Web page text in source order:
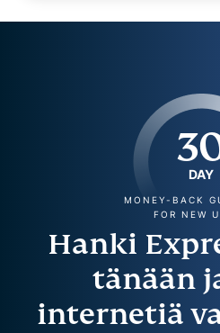
DAY
MONEY-BACK
FOR NEW
Hanki
tänään
internetiä